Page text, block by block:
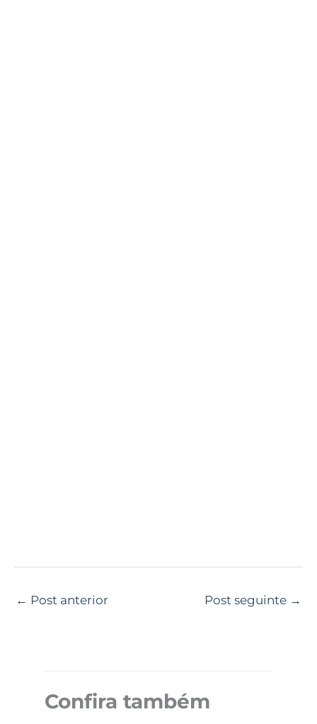
← Post anterior Post seguinte →
Confira também